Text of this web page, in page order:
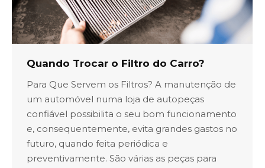
Quando Trocar o Filtro do Carro?
Para Que Servem os Filtros? A manutenção de
um automóvel numa loja de autopeças
confiável possibilita o seu bom funcionamento
e, consequentemente, evita grandes gastos no
futuro, quando feita periódica e
preventivamente. São várias as peças para